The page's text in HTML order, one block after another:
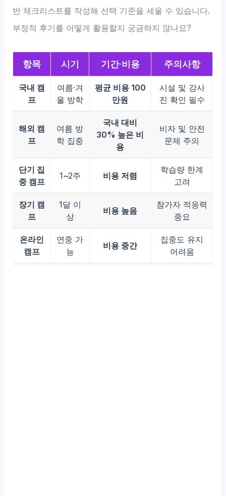
반 체크리스트를 작성해 선택 기준을 세울 수 있습니다.
부정적 후기를 어떻게 활용할지 궁금하지 않나요?
항목 시기 기간·비용 주의사항
국내 캠
프
여름·겨
울 방학
평균 비용 100
만원
시설 및 강사
진 확인 필수
해외 캠
프
여름 방
학 집중
국내 대비
30% 높은 비
용
비자 및 안전
문제 주의
단기 집
중 캠프
1~2주 비용 저렴
학습량 한계
고려
장기 캠
프
1달 이
상
비용 높음
참가자 적응력
중요
온라인
캠프
연중 가
능
비용 중간
집중도 유지
어려움